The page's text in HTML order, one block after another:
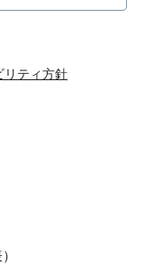
リティ方針